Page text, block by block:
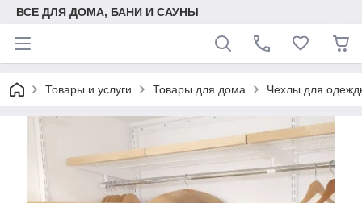
ВСЕ ДЛЯ ДОМА, БАНИ И САУНЫ
Товары и услуги Товары для дома Чехлы для